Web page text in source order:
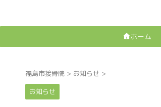
ホーム
福島市接骨院 > お知らせ >
お知らせ